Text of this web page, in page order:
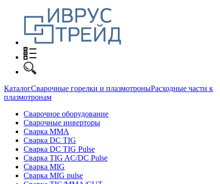
КаталогСварочные горелки и плазмотроныРасходные части к
плазмотронам
Сварочное оборудование
Сварочные инверторы
Сварка MMA
Сварка DC TIG
Сварка DC TIG Pulse
Сварка TIG AC/DC Pulse
Сварка MIG
Сварка MIG pulse